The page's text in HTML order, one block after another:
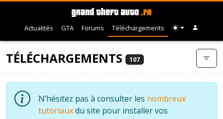
Actualités GTA Forums Téléchargements
TÉLÉCHARGEMENTS 107
N’hésitez pas à consulter les nombreux
tutoriauxdu site pour installer vos